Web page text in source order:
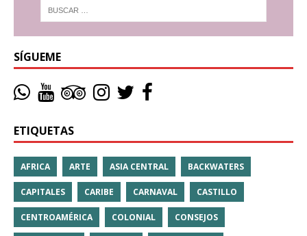
SÍGUEME
ETIQUETAS
AFRICA ARTE ASIA CENTRAL BACKWATERS
CAPITALES CARIBE CARNAVAL CASTILLO
CENTROAMÉRICA COLONIAL CONSEJOS